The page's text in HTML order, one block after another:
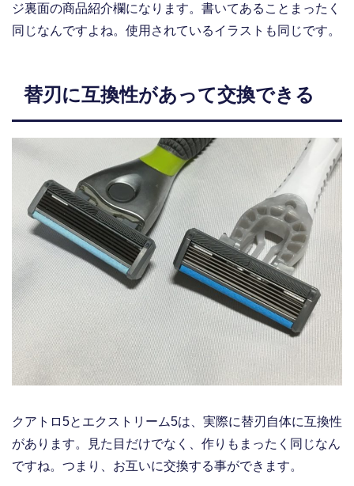
ジ裏面の商品紹介欄になります。書いてあることまったく
同じなんですよね。使用されているイラストも同じです。
替刃に互換性があって交換できる
クアトロ5とエクストリーム5は、実際に替刃自体に互換性
があります。見た目だけでなく、作りもまったく同じなん
ですね。つまり、お互いに交換する事ができます。